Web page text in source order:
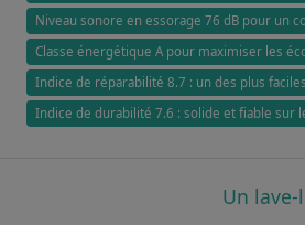
Niveau sonore en essorage 76 dB pour un
Classe énergétique A pour maximiser les
Indice de réparabilité 8.7 : un des plus
Indice de durabilité 7.6 : solide et fiable sur
Un